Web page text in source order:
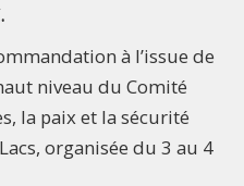
à l’issue de
niveau du Comité
la paix et la sécurité
organisée du 3 au 4